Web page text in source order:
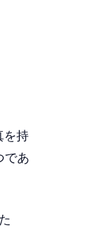
を持
であ